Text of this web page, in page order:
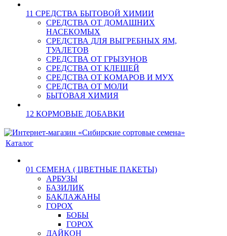
11 СРЕДСТВА БЫТОВОЙ ХИМИИ
СРЕДСТВА ОТ ДОМАШНИХ
НАСЕКОМЫХ
СРЕДСТВА ДЛЯ ВЫГРЕБНЫХ ЯМ,
ТУАЛЕТОВ
СРЕДСТВА ОТ ГРЫЗУНОВ
СРЕДСТВА ОТ КЛЕЩЕЙ
СРЕДСТВА ОТ КОМАРОВ И МУХ
СРЕДСТВА ОТ МОЛИ
БЫТОВАЯ ХИМИЯ
12 КОРМОВЫЕ ДОБАВКИ
Каталог
01 СЕМЕНА ( ЦВЕТНЫЕ ПАКЕТЫ)
АРБУЗЫ
БАЗИЛИК
БАКЛАЖАНЫ
ГОРОХ
БОБЫ
ГОРОХ
ДАЙКОН